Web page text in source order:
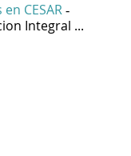
CESAR -
Integral ...